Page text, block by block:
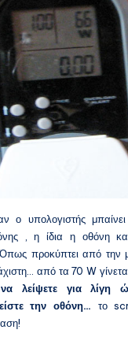
ο υπολογιστής μπαίνει
, η ίδια η οθόνη
Όπως προκύπτει από την
από τα 70 W
να λείψετε για
την οθόνη… το